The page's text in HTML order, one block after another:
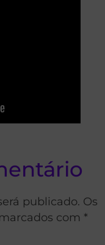
publicado. Os
com *